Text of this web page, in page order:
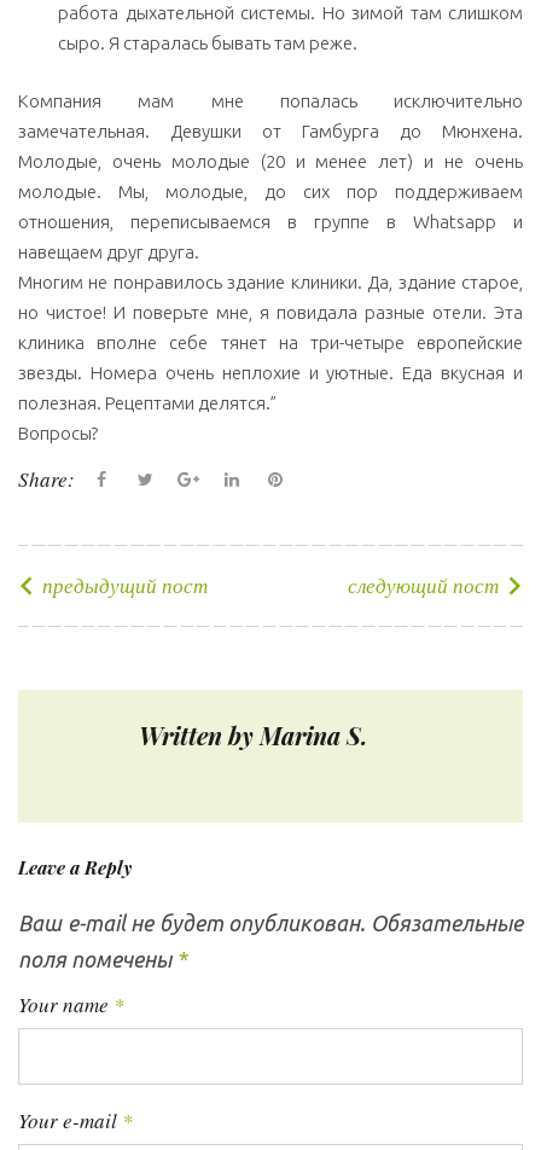
работа дыхательной системы. Но зимой там слишком
сыро. Я старалась бывать там реже.
Компания мам мне попалась исключительно
замечательная. Девушки от Гамбурга до Мюнхена.
Молодые, очень молодые (20 и менее лет) и не очень
молодые. Мы, молодые, до сих пор поддерживаем
отношения, переписываемся в группе в Whatsapp и
навещаем друг друга.
Многим не понравилось здание клиники. Да, здание старое,
но чистое! И поверьте мне, я повидала разные отели. Эта
клиника вполне себе тянет на три-четыре европейские
звезды. Номера очень неплохие и уютные. Еда вкусная и
полезная. Рецептами делятся.”
Вопросы?
Share:
c
e
i
t
o
n
n
t
Н
п
з
а
п
и
я
м
предыдущий пост следующий пост
Written byMarina S.
Leave a Reply
Ваш e-mail не будет опубликован. Обязательные
поля помечены *
Your name *
Your e-mail *